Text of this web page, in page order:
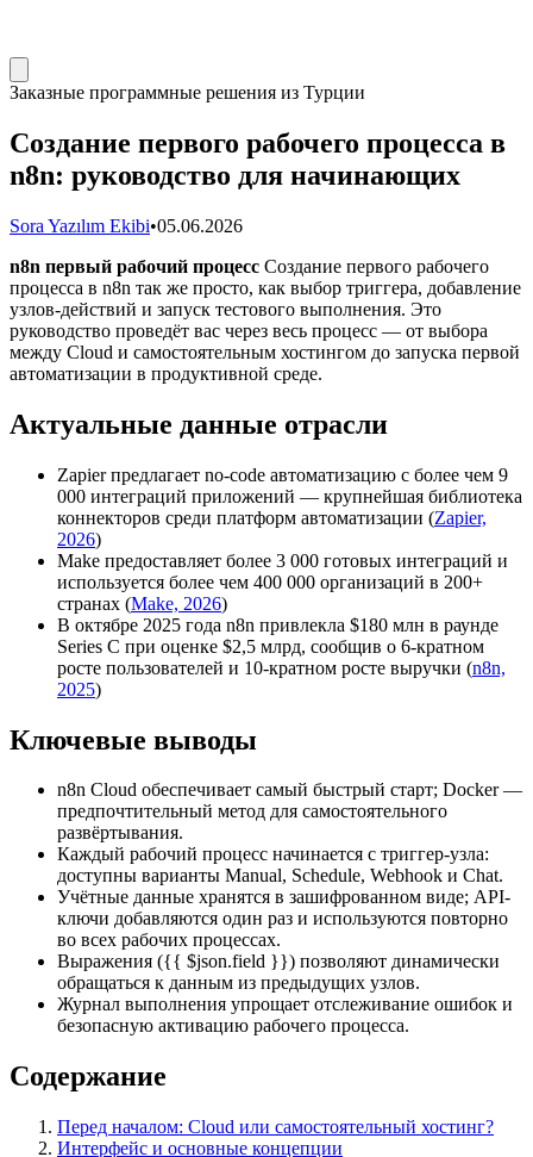
Заказные программные решения из Турции
Создание первого рабочего процесса в
n8n: руководство для начинающих
Sora Yazılım Ekibi•05.06.2026
n8n первый рабочий процесс Создание первого рабочего
процесса в n8n так же просто, как выбор триггера, добавление
узлов-действий и запуск тестового выполнения. Это
руководство проведёт вас через весь процесс — от выбора
между Cloud и самостоятельным хостингом до запуска первой
автоматизации в продуктивной среде.
Актуальные данные отрасли
Zapier предлагает no-code автоматизацию с более чем 9
000 интеграций приложений — крупнейшая библиотека
коннекторов среди платформ автоматизации (Zapier,
2026)
Make предоставляет более 3 000 готовых интеграций и
используется более чем 400 000 организаций в 200+
странах (Make, 2026)
В октябре 2025 года n8n привлекла $180 млн в раунде
Series C при оценке $2,5 млрд, сообщив о 6-кратном
росте пользователей и 10-кратном росте выручки (n8n,
2025)
Ключевые выводы
n8n Cloud обеспечивает самый быстрый старт; Docker —
предпочтительный метод для самостоятельного
развёртывания.
Каждый рабочий процесс начинается с триггер-узла:
доступны варианты Manual, Schedule, Webhook и Chat.
Учётные данные хранятся в зашифрованном виде; API-
ключи добавляются один раз и используются повторно
во всех рабочих процессах.
Выражения ({{ $json.field }}) позволяют динамически
обращаться к данным из предыдущих узлов.
Журнал выполнения упрощает отслеживание ошибок и
безопасную активацию рабочего процесса.
Содержание
Перед началом: Cloud или самостоятельный хостинг?
Интерфейс и основные концепции